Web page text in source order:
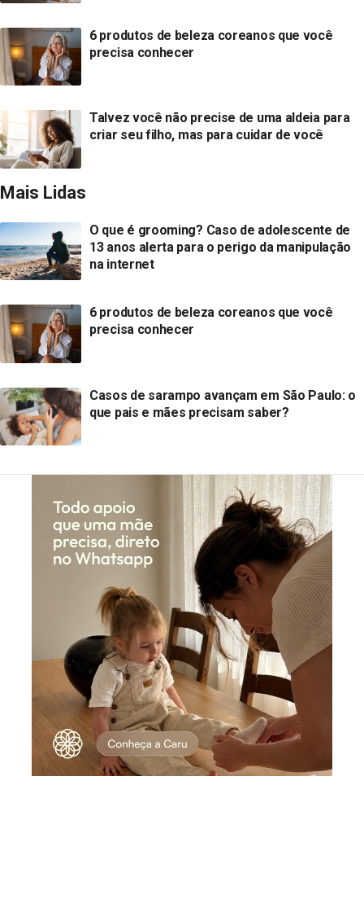
6 produtos de beleza coreanos que você
precisa conhecer
Talvez você não precise de uma aldeia para
criar seu filho, mas para cuidar de você
Mais Lidas
O que é grooming? Caso de adolescente de
13 anos alerta para o perigo da manipulação
na internet
6 produtos de beleza coreanos que você
precisa conhecer
Casos de sarampo avançam em São Paulo: o
que pais e mães precisam saber?